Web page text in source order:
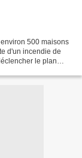
500 maisons
d'un incendie de
le plan